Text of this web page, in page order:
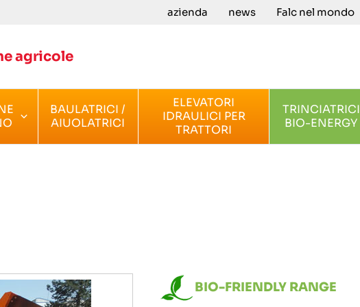
azienda news Falc nel mondo
agricole
BAULATRICI /
AIUOLATRICI
ELEVATORI
IDRAULICI PER
TRATTORI
TRINCIATRICI
BIO-ENERGY
BIO-FRIENDLY RANGE